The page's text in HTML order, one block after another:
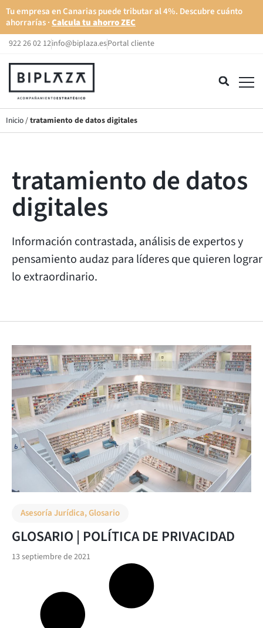
Tu empresa en Canarias puede tributar al 4%. Descubre cuánto
ahorrarías ·Calcula tu ahorro ZEC
922 26 02 12info@biplaza.esPortal cliente
Inicio/tratamiento de datos digitales
tratamiento de datos
digitales
Información contrastada, análisis de expertos y
pensamiento audaz para líderes que quieren lograr
lo extraordinario.
Asesoría Jurídica,Glosario
GLOSARIO | POLÍTICA DE PRIVACIDAD
13 septiembre de 2021